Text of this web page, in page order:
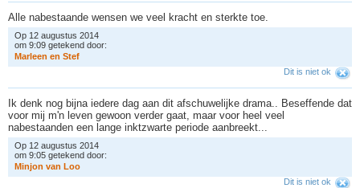
Alle nabestaande wensen we veel kracht en sterkte toe.
Op 12 augustus 2014
om 9:09 getekend door:
Marleen en Stef
Dit is niet ok
Ik denk nog bijna iedere dag aan dit afschuwelijke drama.. Beseffende dat
voor mij m'n leven gewoon verder gaat, maar voor heel veel
nabestaanden een lange inktzwarte periode aanbreekt...
Op 12 augustus 2014
om 9:05 getekend door:
Minjon van Loo
Dit is niet ok